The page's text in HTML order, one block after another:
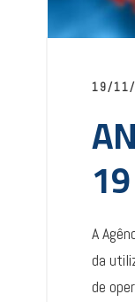
19/
19
A
da
de